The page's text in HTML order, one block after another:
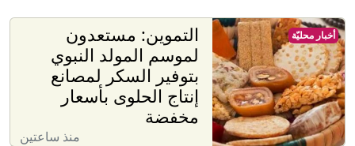
التموين: مستعدون
لموسم المولد النبوي
بتوفير السكر لمصانع
إنتاج الحلوى بأسعار
مخفضة
منذ ساعتين
أخبار محليّة